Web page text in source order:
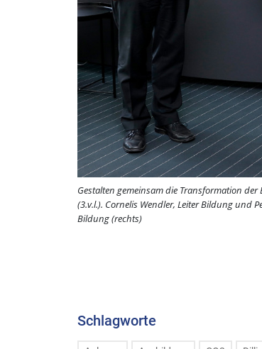
Gestalten gemeinsam die Transformation
(3.v.l.). Cornelis Wendler, Leiter Bildung und
Bildung (rechts)
Schlagworte